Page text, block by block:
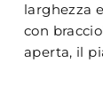
larghezza
con
aperta, il